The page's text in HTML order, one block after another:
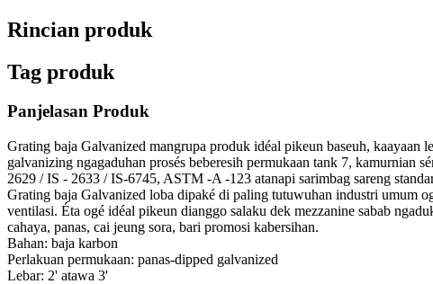
Rincian produk
Tag produk
Panjelasan Produk
Grating baja Galvanized mangrupa produk idéal pikeun baseuh, kaayaan
galvanizing ngagaduhan prosés beberesih permukaan tank 7, kamurnian
2629 / IS - 2633 / IS-6745, ASTM -A -123 atanapi sarimbag sareng
Grating baja Galvanized loba dipaké di paling tutuwuhan industri umum
ventilasi. Éta ogé idéal pikeun dianggo salaku dek mezzanine sabab
cahaya, panas, cai jeung sora, bari promosi kabersihan.
Bahan: baja karbon
Perlakuan permukaan: panas-dipped galvanized
Lebar: 2' atawa 3'